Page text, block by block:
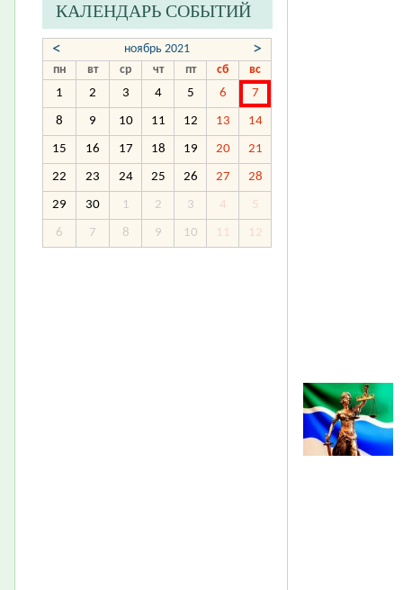
КАЛЕНДАРЬ СОБЫТИЙ
< ноябрь 2021 >
пн вт ср чт пт сб
вс
1
2 3 4 5 6 7
8 9 10 11 12 13 14
15 16 17 18 19 20 21
22 23 24 25 26 27 28
29 30 1 2 3 4 5
6 7 8 9 10 11 12